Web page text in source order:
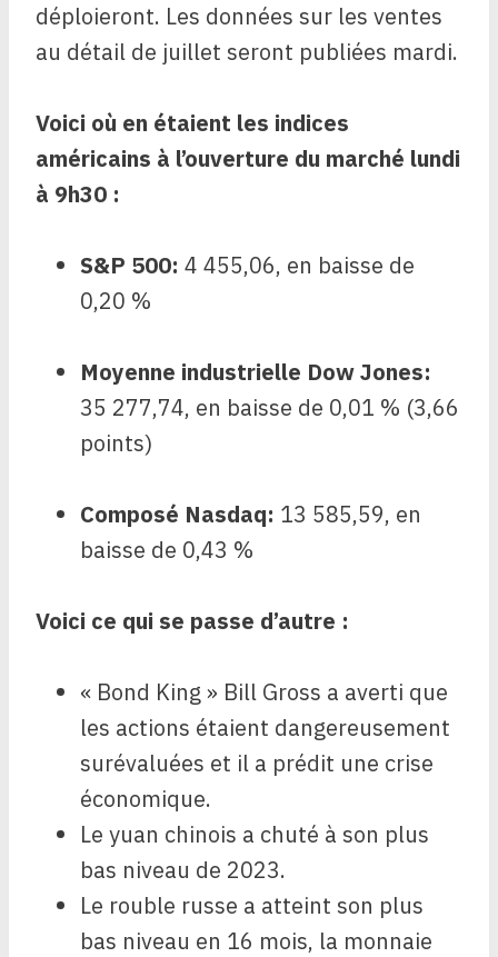
déploieront. Les données sur les ventes
au détail de juillet seront publiées mardi.
Voici où en étaient les indices
américains à l’ouverture du marché lundi
à 9h30 :
S&P 500: 4 455,06, en baisse de
0,20 %
Moyenne industrielle Dow Jones:
35 277,74, en baisse de 0,01 % (3,66
points)
Composé Nasdaq: 13 585,59, en
baisse de 0,43 %
Voici ce qui se passe d’autre :
« Bond King » Bill Gross a averti que
les actions étaient dangereusement
surévaluées et il a prédit une crise
économique.
Le yuan chinois a chuté à son plus
bas niveau de 2023.
Le rouble russe a atteint son plus
bas niveau en 16 mois, la monnaie